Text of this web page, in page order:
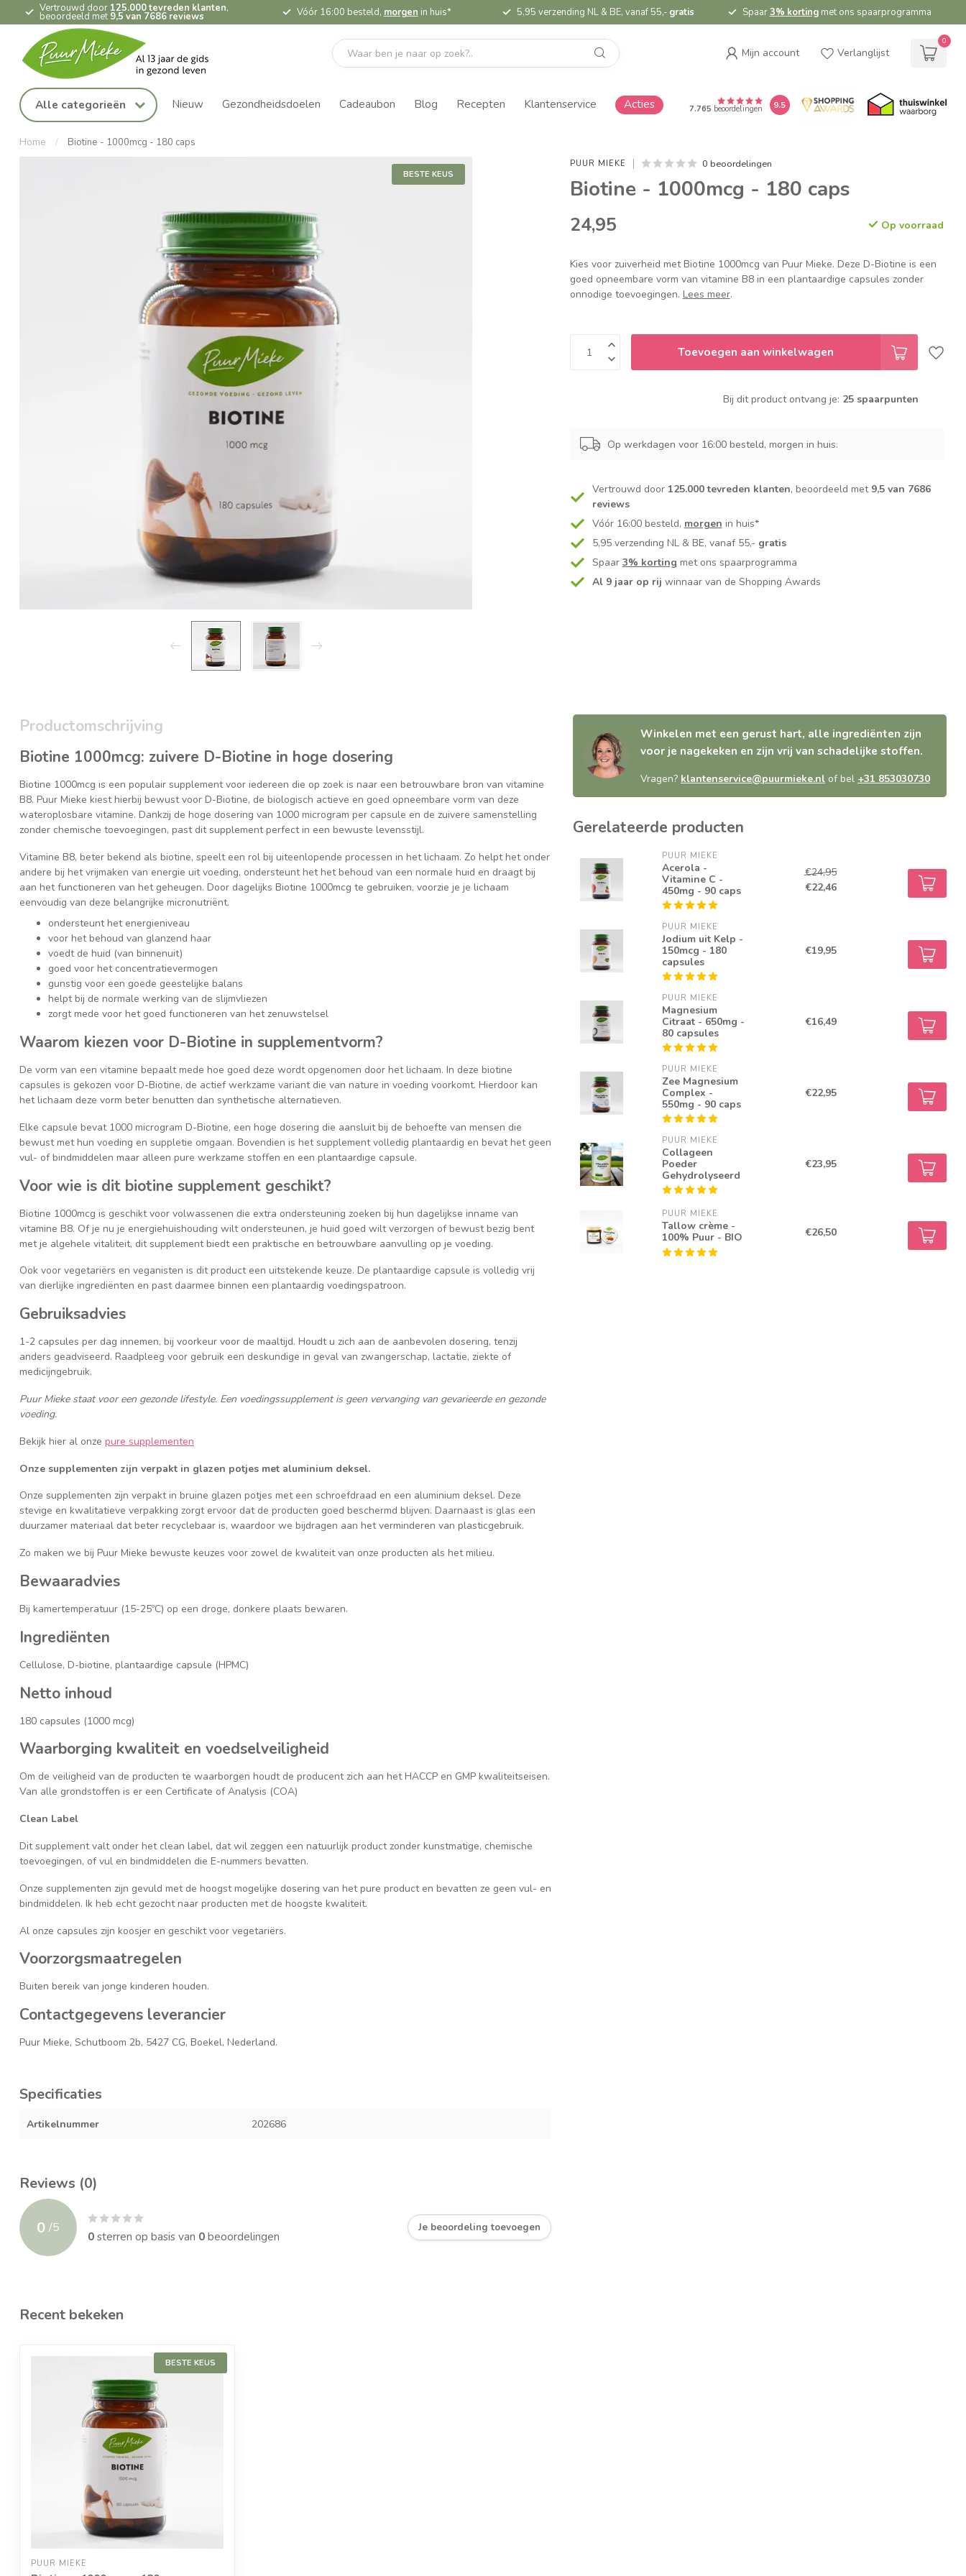
Vertrouwd door 125.000 tevreden klanten,
beoordeeld met 9,5 van 7686 reviews Vóór 16:00 besteld, morgen in huis* 5,95 verzending NL & BE, vanaf 55,- gratis Spaar3% kortingmet ons spaarprogramma
Mijn account Verlanglijst
0
Alle categorieën Nieuw Gezondheidsdoelen Cadeaubon Blog Recepten Klantenservice Acties 7.765 beoordelingen 9.5
Home / Biotine - 1000mcg - 180 caps
BESTE KEUS
PUUR MIEKE 0 beoordelingen
Biotine - 1000mcg - 180 caps
24,95 Op voorraad
Kies voor zuiverheid met Biotine 1000mcg van Puur Mieke. Deze D-Biotine is een
goed opneembare vorm van vitamine B8 in een plantaardige capsules zonder
onnodige toevoegingen. Lees meer.
Toevoegen aan winkelwagen
Bij dit product ontvang je: 25 spaarpunten
Op werkdagen voor 16:00 besteld, morgen in huis.
Vertrouwd door 125.000 tevreden klanten, beoordeeld met 9,5 van 7686
reviews
Vóór 16:00 besteld, morgen in huis*
5,95 verzending NL & BE, vanaf 55,- gratis
Spaar 3% korting met ons spaarprogramma
Al 9 jaar op rij winnaar van de Shopping Awards
Productomschrijving
Biotine 1000mcg: zuivere D-Biotine in hoge dosering
Biotine 1000mcg is een populair supplement voor iedereen die op zoek is naar een betrouwbare bron van vitamine
B8. Puur Mieke kiest hierbij bewust voor D-Biotine, de biologisch actieve en goed opneembare vorm van deze
wateroplosbare vitamine. Dankzij de hoge dosering van 1000 microgram per capsule en de zuivere samenstelling
zonder chemische toevoegingen, past dit supplement perfect in een bewuste levensstijl.
Vitamine B8, beter bekend als biotine, speelt een rol bij uiteenlopende processen in het lichaam. Zo helpt het onder
andere bij het vrijmaken van energie uit voeding, ondersteunt het het behoud van een normale huid en draagt bij
aan het functioneren van het geheugen. Door dagelijks Biotine 1000mcg te gebruiken, voorzie je je lichaam
eenvoudig van deze belangrijke micronutriënt.
ondersteunt het energieniveau
voor het behoud van glanzend haar
voedt de huid (van binnenuit)
goed voor het concentratievermogen
gunstig voor een goede geestelijke balans
helpt bij de normale werking van de slijmvliezen
zorgt mede voor het goed functioneren van het zenuwstelsel
Waarom kiezen voor D-Biotine in supplementvorm?
De vorm van een vitamine bepaalt mede hoe goed deze wordt opgenomen door het lichaam. In deze biotine
capsules is gekozen voor D-Biotine, de actief werkzame variant die van nature in voeding voorkomt. Hierdoor kan
het lichaam deze vorm beter benutten dan synthetische alternatieven.
Elke capsule bevat 1000 microgram D-Biotine, een hoge dosering die aansluit bij de behoefte van mensen die
bewust met hun voeding en suppletie omgaan. Bovendien is het supplement volledig plantaardig en bevat het geen
vul- of bindmiddelen maar alleen pure werkzame stoffen en een plantaardige capsule.
Voor wie is dit biotine supplement geschikt?
Biotine 1000mcg is geschikt voor volwassenen die extra ondersteuning zoeken bij hun dagelijkse inname van
vitamine B8. Of je nu je energiehuishouding wilt ondersteunen, je huid goed wilt verzorgen of bewust bezig bent
met je algehele vitaliteit, dit supplement biedt een praktische en betrouwbare aanvulling op je voeding.
Ook voor vegetariërs en veganisten is dit product een uitstekende keuze. De plantaardige capsule is volledig vrij
van dierlijke ingrediënten en past daarmee binnen een plantaardig voedingspatroon.
Gebruiksadvies
1-2 capsules per dag innemen, bij voorkeur voor de maaltijd. Houdt u zich aan de aanbevolen dosering, tenzij
anders geadviseerd. Raadpleeg voor gebruik een deskundige in geval van zwangerschap, lactatie, ziekte of
medicijngebruik.
Puur Mieke staat voor een gezonde lifestyle. Een voedingssupplement is geen vervanging van gevarieerde en gezonde
voeding.
Bekijk hier al onze pure supplementen
Onze supplementen zijn verpakt in glazen potjes met aluminium deksel.
Onze supplementen zijn verpakt in bruine glazen potjes met een schroefdraad en een aluminium deksel. Deze
stevige en kwalitatieve verpakking zorgt ervoor dat de producten goed beschermd blijven. Daarnaast is glas een
duurzamer materiaal dat beter recyclebaar is, waardoor we bijdragen aan het verminderen van plasticgebruik.
Zo maken we bij Puur Mieke bewuste keuzes voor zowel de kwaliteit van onze producten als het milieu.
Bewaaradvies
Bij kamertemperatuur (15-25ºC) op een droge, donkere plaats bewaren.
Ingrediënten
Cellulose, D-biotine, plantaardige capsule (HPMC)
Netto inhoud
180 capsules (1000 mcg)
Waarborging kwaliteit en voedselveiligheid
Om de veiligheid van de producten te waarborgen houdt de producent zich aan het HACCP en GMP kwaliteitseisen.
Van alle grondstoffen is er een Certificate of Analysis (COA)
Clean Label
Dit supplement valt onder het clean label, dat wil zeggen een natuurlijk product zonder kunstmatige, chemische
toevoegingen, of vul en bindmiddelen die E-nummers bevatten.
Onze supplementen zijn gevuld met de hoogst mogelijke dosering van het pure product en bevatten ze geen vul- en
bindmiddelen. Ik heb echt gezocht naar producten met de hoogste kwaliteit.
Al onze capsules zijn koosjer en geschikt voor vegetariërs.
Voorzorgsmaatregelen
Buiten bereik van jonge kinderen houden.
Contactgegevens leverancier
Puur Mieke, Schutboom 2b, 5427 CG, Boekel, Nederland.
Specificaties
Artikelnummer 202686
Reviews (0)
0 /5
0sterren op basis van 0beoordelingen
Je beoordeling toevoegen
Winkelen met een gerust hart, alle ingrediënten zijn
voor je nagekeken en zijn vrij van schadelijke stoffen.
Vragen? klantenservice@puurmieke.nl of bel +31 853030730
Gerelateerde producten
PUUR MIEKE
Acerola -
Vitamine C -
450mg - 90 caps
€24,95
€22,46
PUUR MIEKE
Jodium uit Kelp -
150mcg - 180
capsules
€19,95
PUUR MIEKE
Magnesium
Citraat - 650mg -
80 capsules
€16,49
PUUR MIEKE
Zee Magnesium
Complex -
550mg - 90 caps
€22,95
PUUR MIEKE
Collageen
Poeder
Gehydrolyseerd
€23,95
PUUR MIEKE
Tallow crème -
100% Puur - BIO
€26,50
Recent bekeken
BESTE KEUS
PUUR MIEKE